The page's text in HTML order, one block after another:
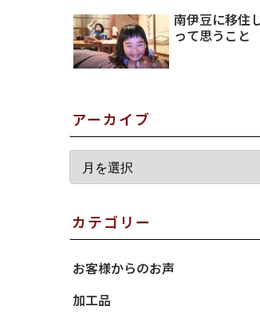
南伊豆に移住
って思うこと
アーカイブ
カテゴリー
お客様からのお声
加工品